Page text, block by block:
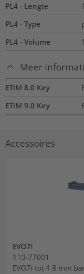
PL4 - Lengte
PL4 - Type
PL4 - Volume
Meer
ETIM 8.0 Key
ETIM 9.0 Key
Accessoires
EVO7i
110-77001
EVO7i tot 4.8 mm